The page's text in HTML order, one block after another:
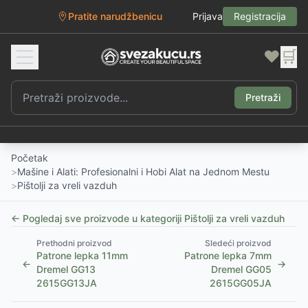
Pratite narudžbenicu Prijava Registracija
❤️ 🛒
Pretraži
Početak
>Mašine i Alati: Profesionalni i Hobi Alat na Jednom Mestu
>Pištolji za vreli vazduh
← Pogledaj sve proizvode u kategoriji Pištolji za vreli vazduh
←
Prethodni proizvod
Patrone lepka 11mm
Dremel GG13
2615GG13JA
Sledeći proizvod
Patrone lepka 7mm
Dremel GG05
2615GG05JA
→